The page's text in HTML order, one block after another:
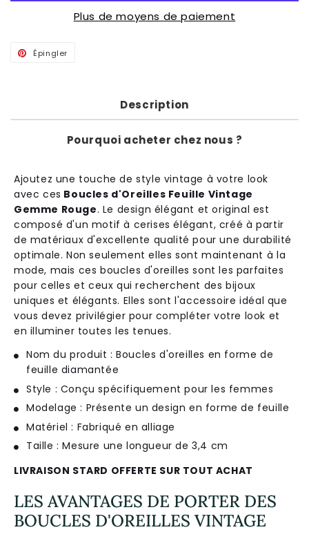
Plus de moyens de paiement
Épingler
Description
Pourquoi acheter chez nous ?
Ajoutez une touche de style vintage à votre look
avec ces Boucles d'Oreilles Feuille Vintage
Gemme Rouge. Le design élégant et original est
composé d'un motif à cerises élégant, créé à partir
de matériaux d'excellente qualité pour une durabilité
optimale. Non seulement elles sont maintenant à la
mode, mais ces boucles d'oreilles sont les parfaites
pour celles et ceux qui recherchent des bijoux
uniques et élégants. Elles sont l'accessoire idéal que
vous devez privilégier pour compléter votre look et
en illuminer toutes les tenues.
Nom du produit : Boucles d'oreilles en forme de
feuille diamantée
Style : Conçu spécifiquement pour les femmes
Modelage : Présente un design en forme de feuille
Matériel : Fabriqué en alliage
Taille : Mesure une longueur de 3,4 cm
LIVRAISON STARD OFFERTE SUR TOUT ACHAT
LES AVANTAGES DE PORTER DES
BOUCLES D'OREILLES VINTAGE